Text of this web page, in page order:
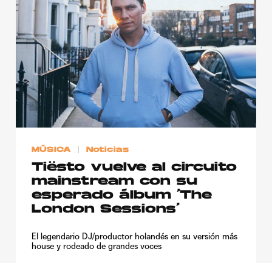
MÚSICA Noticias
Tiësto vuelve al circuito
mainstream con su
esperado álbum ‘The
London Sessions’
El legendario DJ/productor holandés en su versión más
house y rodeado de grandes voces